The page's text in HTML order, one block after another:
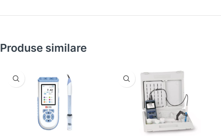
Produse similare